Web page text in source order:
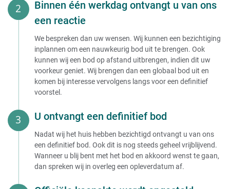
Binnen één werkdag ontvangt u van ons
een reactie
We bespreken dan uw wensen. Wij kunnen een bezichtiging
inplannen om een nauwkeurig bod uit te brengen. Ook
kunnen wij een bod op afstand uitbrengen, indien dit uw
voorkeur geniet. Wij brengen dan een globaal bod uit en
komen bij interesse vervolgens langs voor een definitief
voorstel.
U ontvangt een definitief bod
Nadat wij het huis hebben bezichtigd ontvangt u van ons
een definitief bod. Ook dit is nog steeds geheel vrijblijvend.
Wanneer u blij bent met het bod en akkoord wenst te gaan,
dan spreken wij in overleg een opleverdatum af.